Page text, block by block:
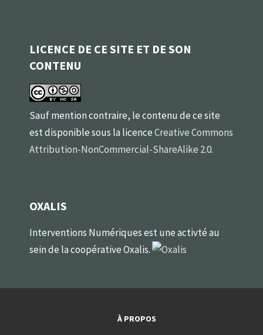
LICENCE DE CE SITE ET DE SON
CONTENU
Sauf mention contraire, le contenu de ce site
est disponible sous la licenceCreative Commons
Attribution-NonCommercial-ShareAlike 2.0.
OXALIS
Interventions Numériques est une activté au
sein de la coopérative Oxalis.
À PROPOS